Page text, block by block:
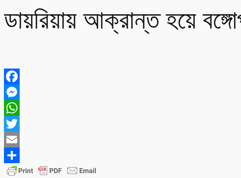
ডায়রিয়ায় আক্রান্ত হয়ে
Facebook
Messenger
WhatsApp
Twitter
Email
Share